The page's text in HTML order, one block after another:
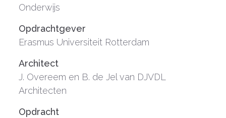
Onderwijs
Opdrachtgever
Erasmus Universiteit Rotterdam
Architect
J. Overeem en B. de Jel van DJVDL
Architecten
Opdracht